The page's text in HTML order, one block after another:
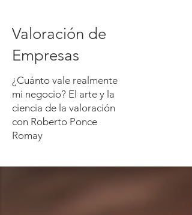
Valoración de
Empresas
¿Cuánto vale realmente
mi negocio? El arte y la
ciencia de la valoración
con Roberto Ponce
Romay